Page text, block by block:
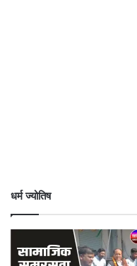
धर्म ज्योतिष